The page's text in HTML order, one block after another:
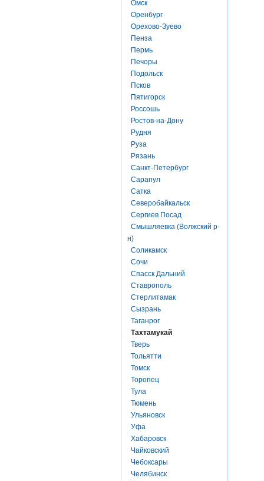
Омск
Оренбург
Орехово-Зуево
Пенза
Пермь
Печоры
Подольск
Псков
Пятигорск
Россошь
Ростов-на-Дону
Рудня
Руза
Рязань
Санкт-Петербург
Сарапул
Сатка
Северобайкальск
Сергиев Посад
Смышляевка (Волжский р-
н)
Соликамск
Сочи
Спасск Дальний
Ставрополь
Стерлитамак
Сызрань
Таганрог
Тахтамукай
Тверь
Тольятти
Томск
Торопец
Тула
Тюмень
Ульяновск
Уфа
Хабаровск
Чайковский
Чебоксары
Челябинск